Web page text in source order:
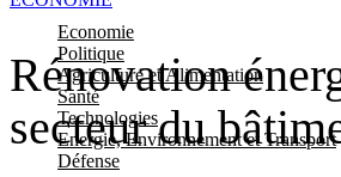
Economie
Politique
Agriculture et Alimentation
Santé
Technologies
Energie, Environnement et Transport
Défense
Rénovation
secteur du